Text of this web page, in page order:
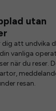
utan
dig att undvika
vanliga
när du reser.
resan.